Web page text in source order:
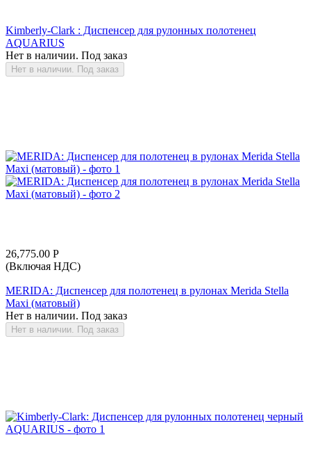
Kimberly-Clark : Диспенсер для рулонных полотенец
AQUARIUS
Нет в наличии. Под заказ
Нет в наличии. Под заказ
26,775.00 Р
(Включая НДС)
MERIDA: Диспенсер для полотенец в рулонах Merida Stella
Maxi (матовый)
Нет в наличии. Под заказ
Нет в наличии. Под заказ